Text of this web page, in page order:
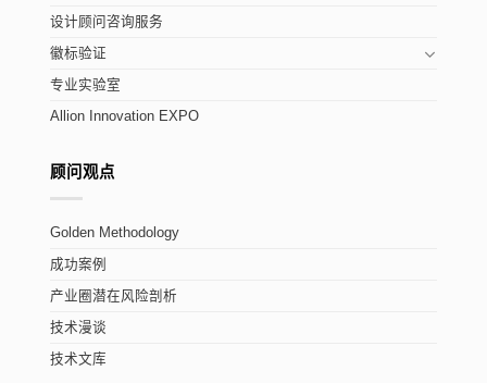
设计顾问咨询服务
徽标验证
专业实验室
Allion Innovation EXPO
顾问观点
Golden Methodology
成功案例
产业圈潜在风险剖析
技术漫谈
技术文库